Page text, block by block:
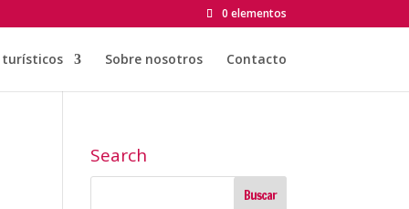
0 elementos
turísticos Sobre nosotros Contacto
Search